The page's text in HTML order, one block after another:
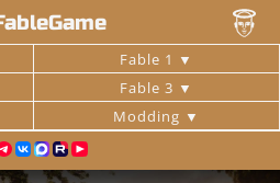
Fable 1
Fable 3
Modding